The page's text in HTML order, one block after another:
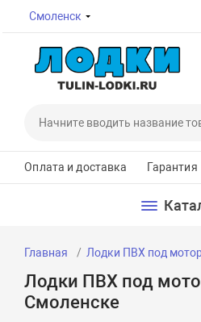
Смоленск
Оплата и доставка Гарантия
Главная Лодки ПВХ под
Лодки ПВХ под
Смоленске